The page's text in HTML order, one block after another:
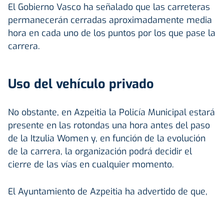
El Gobierno Vasco ha señalado que las carreteras
permanecerán cerradas aproximadamente media
hora en cada uno de los puntos por los que pase la
carrera.
Uso del vehículo privado
No obstante, en Azpeitia la Policía Municipal estará
presente en las rotondas una hora antes del paso
de la Itzulia Women y, en función de la evolución
de la carrera, la organización podrá decidir el
cierre de las vías en cualquier momento.
El Ayuntamiento de Azpeitia ha advertido de que,